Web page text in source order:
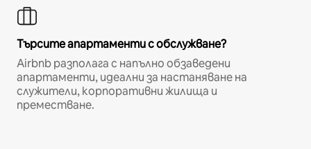
Търсите апартаменти с обслужване?
Airbnb разполага с напълно обзаведени
апартаменти, идеални за настаняване на
служители, корпоративни жилища и
преместване.